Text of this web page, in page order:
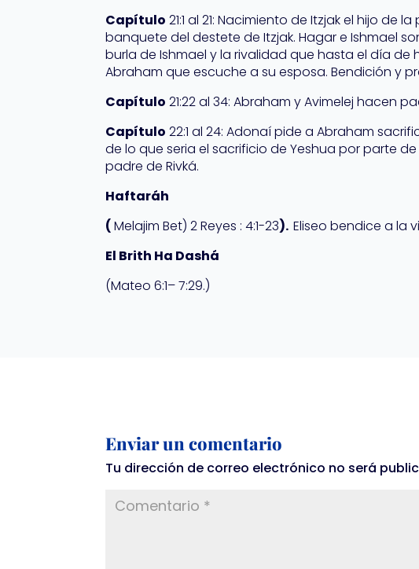
Capítulo 21:1 al 21: Nacimiento de Itzjak el hijo de
banquete del destete de Itzjak. Hagar e Ishmael
burla de Ishmael y la rivalidad que hasta el día de
Abraham que escuche a su esposa. Bendición y
Capítulo 21:22 al 34: Abraham y Avimelej hacen
Capítulo 22:1 al 24: Adonaí pide a Abraham
de lo que seria el sacrificio de Yeshua por parte de
padre de Rivká.
Haftaráh
(Melajim Bet) 2 Reyes : 4:1-23).Eliseo bendice a la
El Brith Ha Dashá
(Mateo 6:1– 7:29.)
Enviar un comentario
Tu dirección de correo electrónico no será